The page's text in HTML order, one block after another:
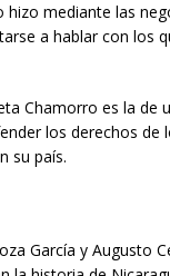
hizo mediante las
a hablar con los
Chamorro es la de
los derechos de
su país.
García y Augusto